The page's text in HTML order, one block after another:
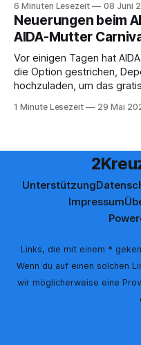
Saxonia ging es zur
– und wir durften für ein
6 Minuten Lesezeit 08 Juni
Neuerungen beim
AIDA-Mutter
Vor einigen Tagen hat
die Option gestrichen,
hochzuladen, um das
werden, um das
1 Minute Lesezeit 29 Mai
Unterstützung
Impressum
Links, die mit einem *
Wenn du auf einen solchen
wir möglicherweise eine